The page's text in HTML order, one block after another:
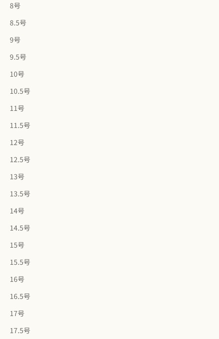
8号
8.5号
9号
9.5号
10号
10.5号
11号
11.5号
12号
12.5号
13号
13.5号
14号
14.5号
15号
15.5号
16号
16.5号
17号
17.5号